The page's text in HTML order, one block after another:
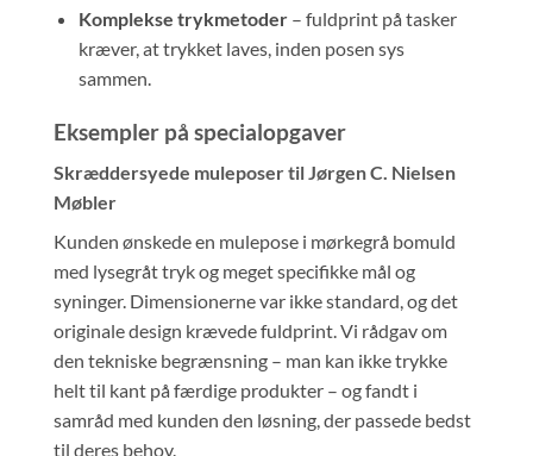
Komplekse trykmetoder– fuldprint på tasker
kræver, at trykket laves, inden posen sys
sammen.
Eksempler på specialopgaver
Skræddersyede muleposer til Jørgen C. Nielsen
Møbler
Kunden ønskede en mulepose i mørkegrå bomuld
med lysegråt tryk og meget specifikke mål og
syninger. Dimensionerne var ikke standard, og det
originale design krævede fuldprint. Vi rådgav om
den tekniske begrænsning – man kan ikke trykke
helt til kant på færdige produkter – og fandt i
samråd med kunden den løsning, der passede bedst
til deres behov.